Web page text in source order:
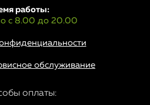
работы:
с 8.00 до 20.00
обслуживание
оплаты: